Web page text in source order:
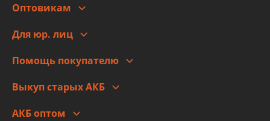
Адреса
Новости
Правовая информация
Оптовикам
Для юр. лиц
Помощь покупателю
Оплата
Гарантии и возврат
Выкуп старых АКБ
АКБ оптом